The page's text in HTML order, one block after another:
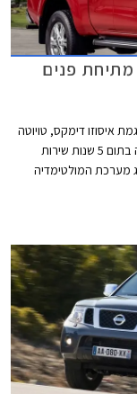
איסוזו דימקס, טויוטה
היילקס ודומיהם, נחשף לאחר שעבר מתיחת פנים קלה בתום 5 שנות שירות
מערכת המולטימדיה